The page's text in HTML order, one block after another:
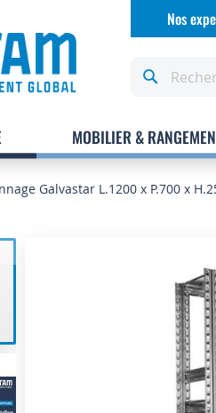
AllezNos
MOBILIER &
Galvastar L.1200 x P.700 x